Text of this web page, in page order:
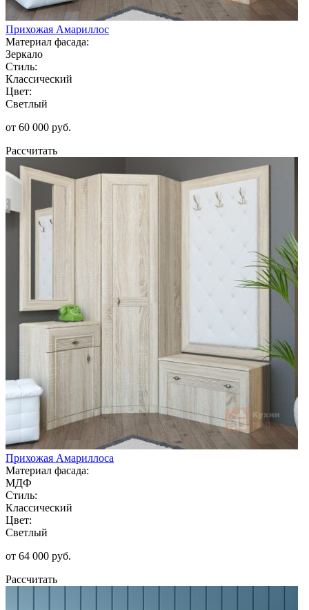
Прихожая Амариллос
Материал фасада:
Зеркало
Стиль:
Классический
Цвет:
Светлый
от 60 000 руб.
Рассчитать
Прихожая Амариллоса
Материал фасада:
МДФ
Стиль:
Классический
Цвет:
Светлый
от 64 000 руб.
Рассчитать